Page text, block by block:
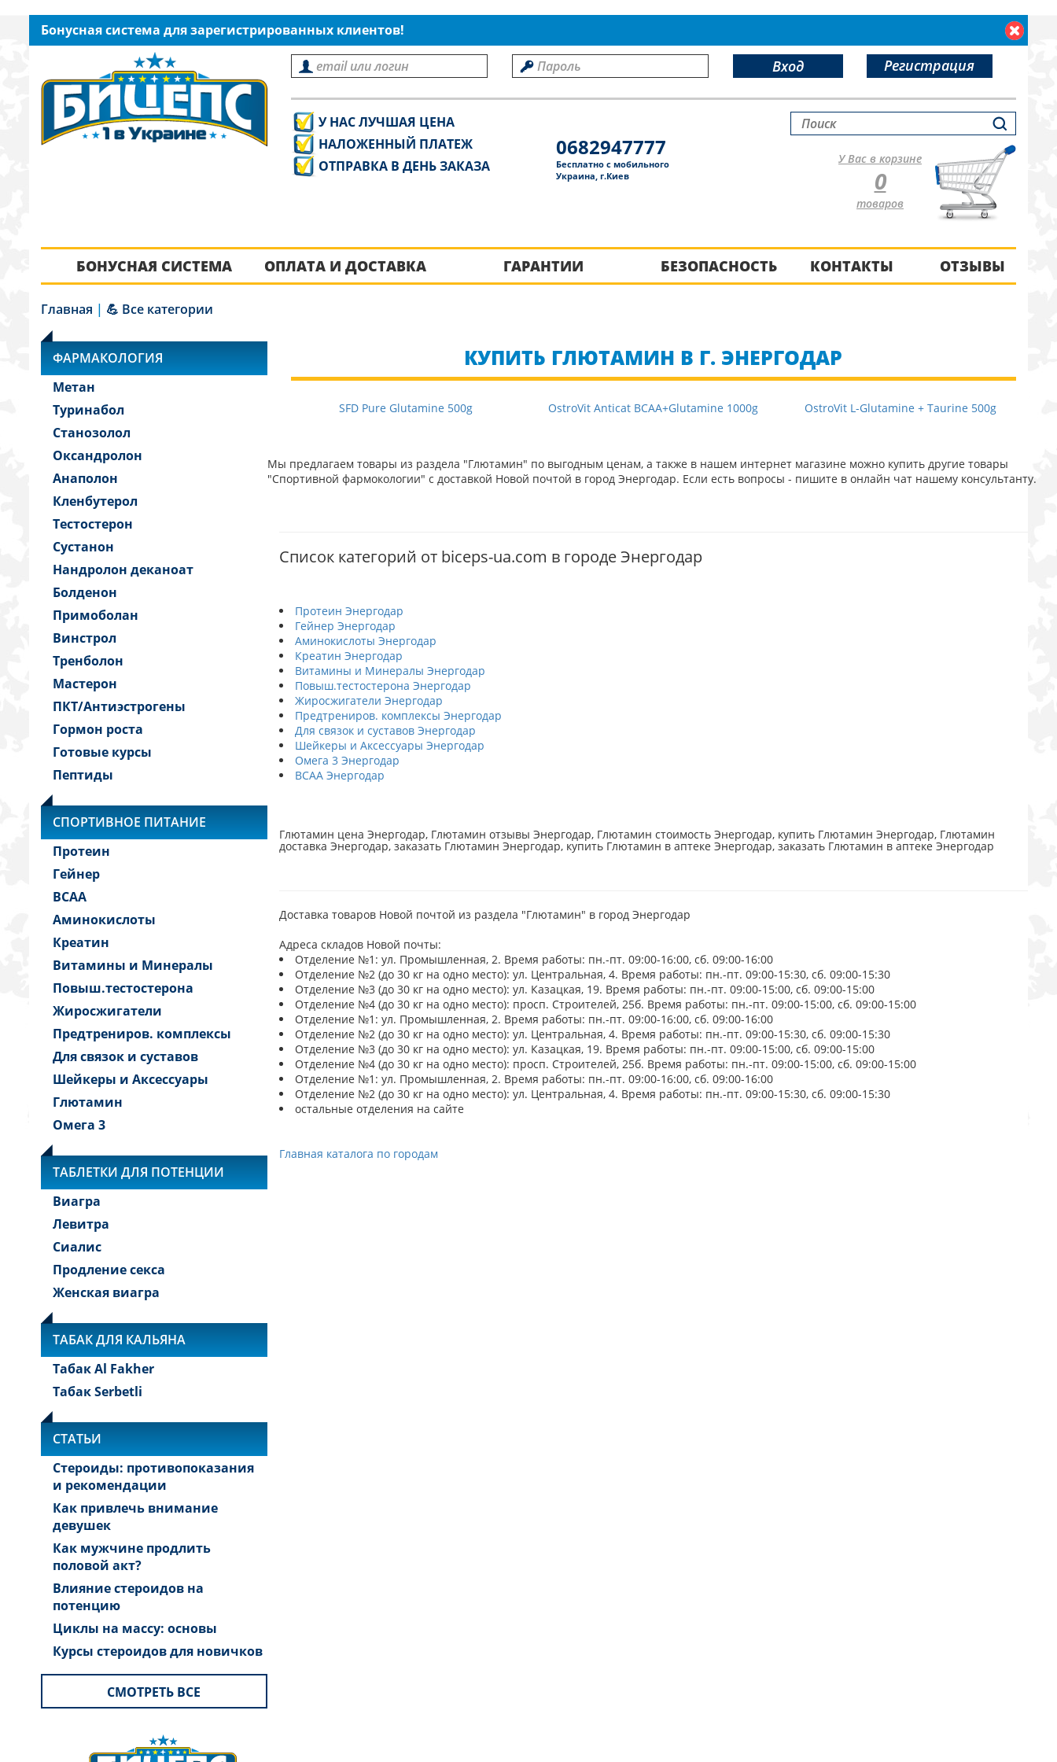
Бонусная система для зарегистрированных клиентов!
Вход Регистрация
У НАС ЛУЧШАЯ ЦЕНА
НАЛОЖЕННЫЙ ПЛАТЕЖ
ОТПРАВКА В ДЕНЬ ЗАКАЗА
0682947777
Бесплатно с мобильного
Украина, г.Киев
У Вас в корзине
0
товаров
БОНУСНАЯ СИСТЕМА ОПЛАТА И ДОСТАВКА ГАРАНТИИ БЕЗОПАСНОСТЬ КОНТАКТЫ ОТЗЫВЫ
Главная | 💪 Все категории
ФАРМАКОЛОГИЯ
Метан
Туринабол
Станозолол
Оксандролон
Анаполон
Кленбутерол
Тестостерон
Сустанон
Нандролон деканоат
Болденон
Примоболан
Винстрол
Тренболон
Мастерон
ПКТ/Антиэстрогены
Гормон роста
Готовые курсы
Пептиды
СПОРТИВНОЕ ПИТАНИЕ
Протеин
Гейнер
BCAA
Аминокислоты
Креатин
Витамины и Минералы
Повыш.тестостерона
Жиросжигатели
Предтрениров. комплексы
Для связок и суставов
Шейкеры и Аксессуары
Глютамин
Омега 3
ТАБЛЕТКИ ДЛЯ ПОТЕНЦИИ
Виагра
Левитра
Сиалис
Продление секса
Женская виагра
ТАБАК ДЛЯ КАЛЬЯНА
Табак Al Fakher
Табак Serbetli
СТАТЬИ
Стероиды: противопоказания
и рекомендации
Как привлечь внимание
девушек
Как мужчине продлить
половой акт?
Влияние стероидов на
потенцию
Циклы на массу: основы
Курсы стероидов для новичков
СМОТРЕТЬ ВСЕ
КУПИТЬ ГЛЮТАМИН В Г. ЭНЕРГОДАР
SFD Pure Glutamine 500g OstroVit Anticat BCAA+Glutamine 1000g OstroVit L-Glutamine + Taurine 500g
Мы предлагаем товары из раздела "Глютамин" по выгодным ценам, а также в нашем интернет магазине можно купить другие товары
"Спортивной фармокологии" с доставкой Новой почтой в город Энергодар. Если есть вопросы - пишите в онлайн чат нашему консультанту.
Список категорий от biceps-ua.com в городе Энергодар
Протеин Энергодар
Гейнер Энергодар
Аминокислоты Энергодар
Креатин Энергодар
Витамины и Минералы Энергодар
Повыш.тестостерона Энергодар
Жиросжигатели Энергодар
Предтрениров. комплексы Энергодар
Для связок и суставов Энергодар
Шейкеры и Аксессуары Энергодар
Омега 3 Энергодар
BCAA Энергодар
Глютамин цена Энергодар, Глютамин отзывы Энергодар, Глютамин стоимость Энергодар, купить Глютамин Энергодар, Глютамин
доставка Энергодар, заказать Глютамин Энергодар, купить Глютамин в аптеке Энергодар, заказать Глютамин в аптеке Энергодар
Доставка товаров Новой почтой из раздела "Глютамин" в город Энергодар
Адреса складов Новой почты:
Отделение №1: ул. Промышленная, 2. Время работы: пн.-пт. 09:00-16:00, сб. 09:00-16:00
Отделение №2 (до 30 кг на одно место): ул. Центральная, 4. Время работы: пн.-пт. 09:00-15:30, сб. 09:00-15:30
Отделение №3 (до 30 кг на одно место): ул. Казацкая, 19. Время работы: пн.-пт. 09:00-15:00, сб. 09:00-15:00
Отделение №4 (до 30 кг на одно место): просп. Строителей, 25б. Время работы: пн.-пт. 09:00-15:00, сб. 09:00-15:00
Отделение №1: ул. Промышленная, 2. Время работы: пн.-пт. 09:00-16:00, сб. 09:00-16:00
Отделение №2 (до 30 кг на одно место): ул. Центральная, 4. Время работы: пн.-пт. 09:00-15:30, сб. 09:00-15:30
Отделение №3 (до 30 кг на одно место): ул. Казацкая, 19. Время работы: пн.-пт. 09:00-15:00, сб. 09:00-15:00
Отделение №4 (до 30 кг на одно место): просп. Строителей, 25б. Время работы: пн.-пт. 09:00-15:00, сб. 09:00-15:00
Отделение №1: ул. Промышленная, 2. Время работы: пн.-пт. 09:00-16:00, сб. 09:00-16:00
Отделение №2 (до 30 кг на одно место): ул. Центральная, 4. Время работы: пн.-пт. 09:00-15:30, сб. 09:00-15:30
остальные отделения на сайте
Главная каталога по городам